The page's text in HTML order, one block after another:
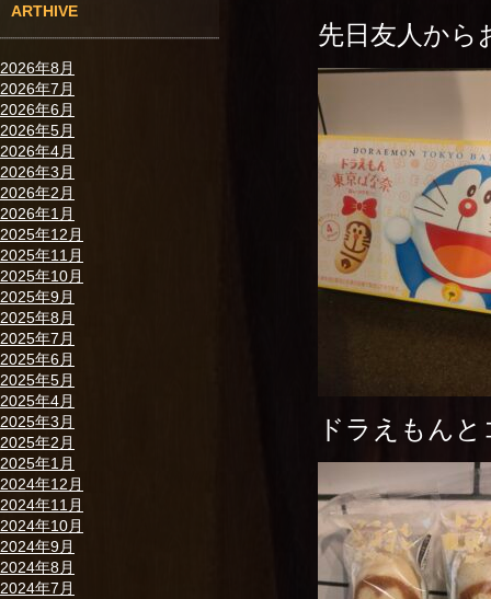
ARTHIVE
2026年8月
2026年7月
2026年6月
2026年5月
2026年4月
2026年3月
2026年2月
2026年1月
2025年12月
2025年11月
2025年10月
2025年9月
2025年8月
2025年7月
2025年6月
2025年5月
2025年4月
2025年3月
2025年2月
2025年1月
2024年12月
2024年11月
2024年10月
2024年9月
2024年8月
2024年7月
先日友人から
ドラえもん